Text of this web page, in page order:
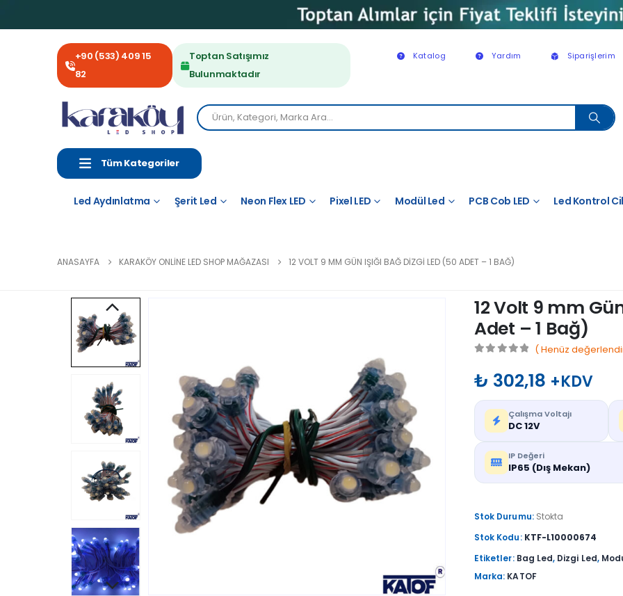
+90 (533) 409 15
82
Toptan Satışımız
Bulunmaktadır
Katalog Yardım Siparişlerim
Tüm Kategoriler
Led Aydınlatma Şerit Led Neon Flex LED Pixel LED Modül Led PCB Cob LED Led Kontrol
ANASAYFA KARAKÖY ONLINE LED SHOP MAĞAZASI 12 VOLT 9 MM GÜN IŞIĞI BAĞ DIZGI LED (50 ADET – 1 BAĞ)
12 Volt 9 mm
Adet – 1 Bağ)
( Henüz
₺ 302,18 +KDV
Çalışma Voltajı
DC 12V
IP Değeri
IP65 (Dış Mekan)
Stok Durumu: Stokta
Stok Kodu: KTF-L10000674
Etiketler: Bag Led, Dizgi Led,
Marka: KATOF